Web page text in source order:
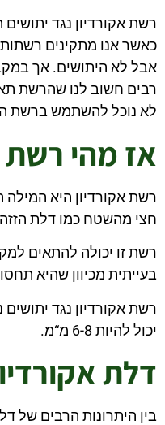
רשת אקורדיון נגד
כאשר אנו מתקינים
אבל לא היתושים. אך
רבים חשוב לנו שהרשת
לא נוכל להשתמש ברשת
אז מהי רשת
רשת אקורדיון היא
חצי מהשטח כמו דלת הזזה
רשת זו יכולה להתאים
בעייתית מכיוון שהיא
רשת אקורדיון נגד
יכול להיות 6-8 מ“מ.
דלת
בין היתרונות הרבים של